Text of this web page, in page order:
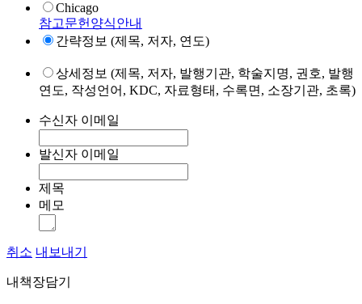
Chicago
참고문헌양식안내
간략정보 (제목, 저자, 연도)
상세정보 (제목, 저자, 발행기관, 학술지명, 권호, 발행
연도, 작성언어, KDC, 자료형태, 수록면, 소장기관, 초록)
수신자 이메일
발신자 이메일
제목
메모
취소 내보내기
내책장담기